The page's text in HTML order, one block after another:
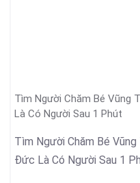
Tìm Người Chăm Bé Vũng
Là Có Người Sau 1 Phút
Tìm Người Chăm Bé
Đức Là Có Người Sau 1